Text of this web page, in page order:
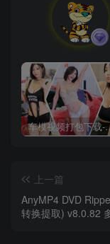
车模视频打包
上一篇
AnyMP4 DVD
转换提取) v8.0.82